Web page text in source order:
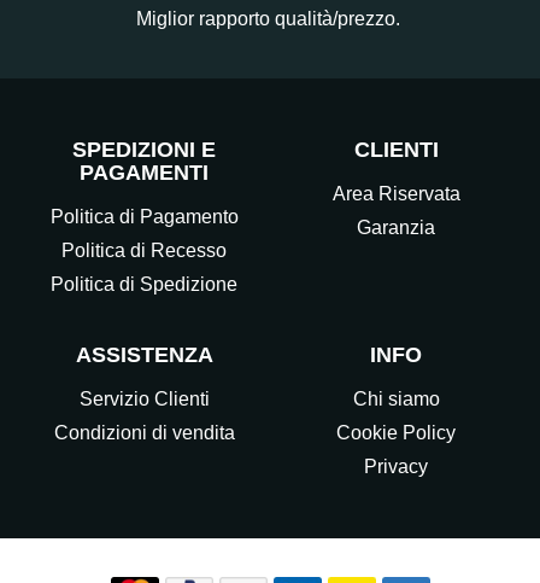
Miglior rapporto qualità/prezzo.
SPEDIZIONI E
PAGAMENTI
Politica di Pagamento
Politica di Recesso
Politica di Spedizione
CLIENTI
Area Riservata
Garanzia
ASSISTENZA
Servizio Clienti
Condizioni di vendita
INFO
Chi siamo
Cookie Policy
Privacy